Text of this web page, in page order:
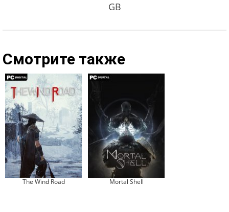
GB
Смотрите также
The Wind Road Mortal Shell